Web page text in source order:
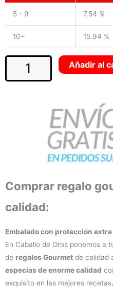
5 - 9 7.54 %
10+ 15.94 %
Vera
cantidad
Añadir al
Comprar regalo
calidad:
Embalado con protección
En Caballo de Oros ponemos a
de regalos Gourmet de calidad
especias de enorme calidad
exquisito en las mejores recetas.